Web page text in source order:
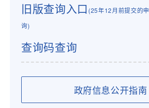
旧版查询入口 (25年12月前提交的
询)
查询码查询
政府信息公开指南